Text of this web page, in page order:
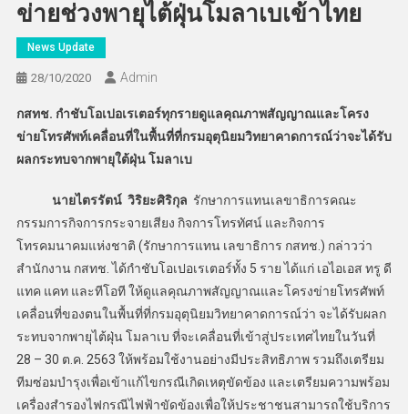
ข่ายช่วงพายุไต้ฝุ่นโมลาเบเข้าไทย
News Update
28/10/2020 Admin
กสทช. กำชับโอเปอเรเตอร์ทุกรายดูแลคุณภาพสัญญาณและโครง
ข่ายโทรศัพท์เคลื่อนที่ในพื้นที่ที่กรมอุตุนิยมวิทยาคาดการณ์ว่าจะได้รับ
ผลกระทบจากพายุใต้ฝุ่น โมลาเบ
นายไตรรัตน์ วิริยะศิริกุล รักษาการแทนเลขาธิการคณะ
กรรมการกิจการกระจายเสียง กิจการโทรทัศน์ และกิจการ
โทรคมนาคมแห่งชาติ (รักษาการแทน เลขาธิการ กสทช.) กล่าวว่า
สำนักงาน กสทช. ได้กำชับโอเปอเรเตอร์ทั้ง 5 ราย ได้แก่ เอไอเอส ทรู ดี
แทค แคท และทีโอที ให้ดูแลคุณภาพสัญญาณและโครงข่ายโทรศัพท์
เคลื่อนที่ของตนในพื้นที่ที่กรมอุตุนิยมวิทยาคาดการณ์ว่า จะได้รับผลก
ระทบจากพายุไต้ฝุ่น โมลาเบ ที่จะเคลื่อนที่เข้าสู่ประเทศไทยในวันที่
28 – 30 ต.ค. 2563 ให้พร้อมใช้งานอย่างมีประสิทธิภาพ รวมถึงเตรียม
ทีมซ่อมบำรุงเพื่อเข้าแก้ไขกรณีเกิดเหตุขัดข้อง และเตรียมความพร้อม
เครื่องสำรองไฟกรณีไฟฟ้าขัดข้องเพื่อให้ประชาชนสามารถใช้บริการ